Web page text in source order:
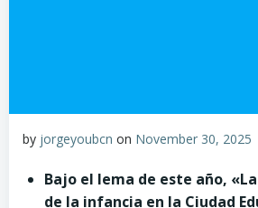
by jorgeyoubcn on November 30, 2025
Bajo el lema de este año,
de la infancia en la Ciudad